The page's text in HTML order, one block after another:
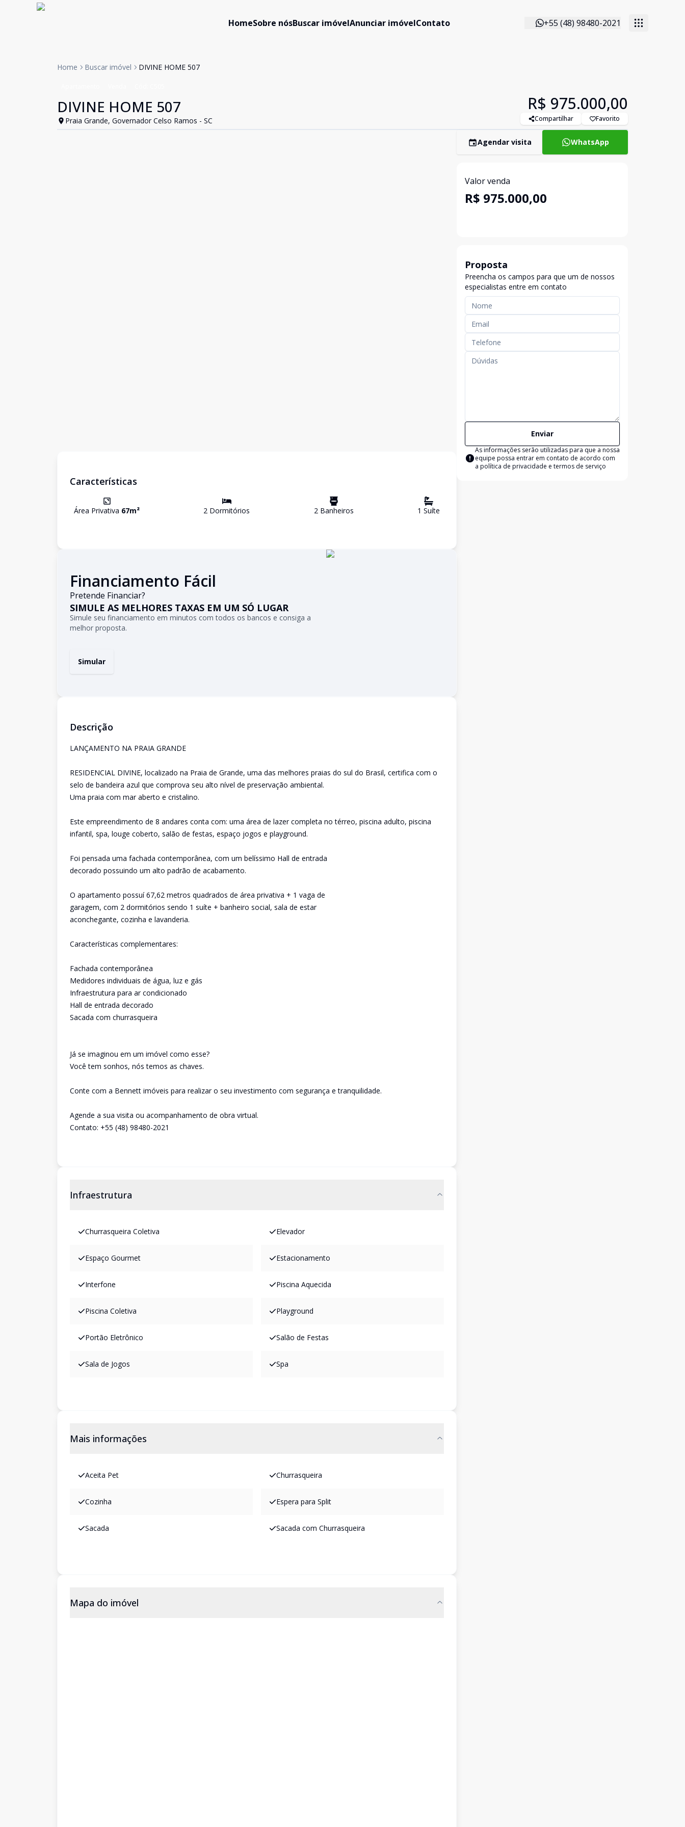
HomeSobre nósBuscar imóvelAnunciar imóvelContato +55 (48) 98480-2021
Home Buscar imóvel DIVINE HOME 507
DIVINE HOME 507
Praia Grande, Governador Celso Ramos - SC
R$ 975.000,00
Compartilhar Favorito
Características
Área Privativa 67m² 2 Dormitórios 2Banheiros 1 Suíte
Financiamento Fácil
Pretende Financiar?
SIMULE AS MELHORES TAXAS EM UM SÓ LUGAR
Simule seu financiamento em minutos com todos os bancos e consiga a
melhor proposta.
Simular
Descrição
LANÇAMENTO NA PRAIA GRANDE
RESIDENCIAL DIVINE, localizado na Praia de Grande, uma das melhores praias do sul do Brasil, certifica com o
selo de bandeira azul que comprova seu alto nível de preservação ambiental.
Uma praia com mar aberto e cristalino.
Este empreendimento de 8 andares conta com: uma área de lazer completa no térreo, piscina adulto, piscina
infantil, spa, louge coberto, salão de festas, espaço jogos e playground.
Foi pensada uma fachada contemporânea, com um belíssimo Hall de entrada
decorado possuindo um alto padrão de acabamento.
O apartamento possuí 67,62 metros quadrados de área privativa + 1 vaga de
garagem, com 2 dormitórios sendo 1 suíte + banheiro social, sala de estar
aconchegante, cozinha e lavanderia.
Características complementares:
Fachada contemporânea
Medidores individuais de água, luz e gás
Infraestrutura para ar condicionado
Hall de entrada decorado
Sacada com churrasqueira
Já se imaginou em um imóvel como esse?
Você tem sonhos, nós temos as chaves.
Conte com a Bennett imóveis para realizar o seu investimento com segurança e tranquilidade.
Agende a sua visita ou acompanhamento de obra virtual.
Contato: +55 (48) 98480-2021
Infraestrutura
Churrasqueira Coletiva Elevador
Espaço Gourmet Estacionamento
Interfone Piscina Aquecida
Piscina Coletiva Playground
Portão Eletrônico Salão de Festas
Sala de Jogos Spa
Mais informações
Aceita Pet Churrasqueira
Cozinha Espera para Split
Sacada Sacada com Churrasqueira
Mapa do imóvel
Agendar visita WhatsApp
Valor venda
R$ 975.000,00
Proposta
Preencha os campos para que um de nossos
especialistas entre em contato
Enviar
As informações serão utilizadas para que a nossa
equipe possa entrar em contato de acordo com
a política de privacidade e termos de serviço